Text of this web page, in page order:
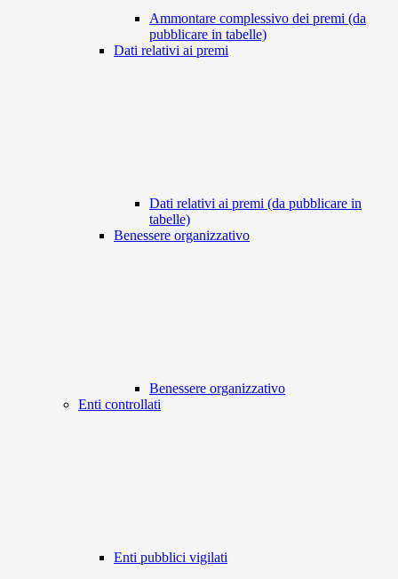
Ammontare complessivo dei premi (da
pubblicare in tabelle)
Dati relativi ai premi
Dati relativi ai premi (da pubblicare in
tabelle)
Benessere organizzativo
Benessere organizzativo
Enti controllati
Enti pubblici vigilati